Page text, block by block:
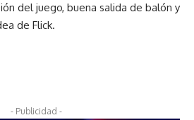
del juego, buena salida de balón y
de Flick.
- Publicidad -